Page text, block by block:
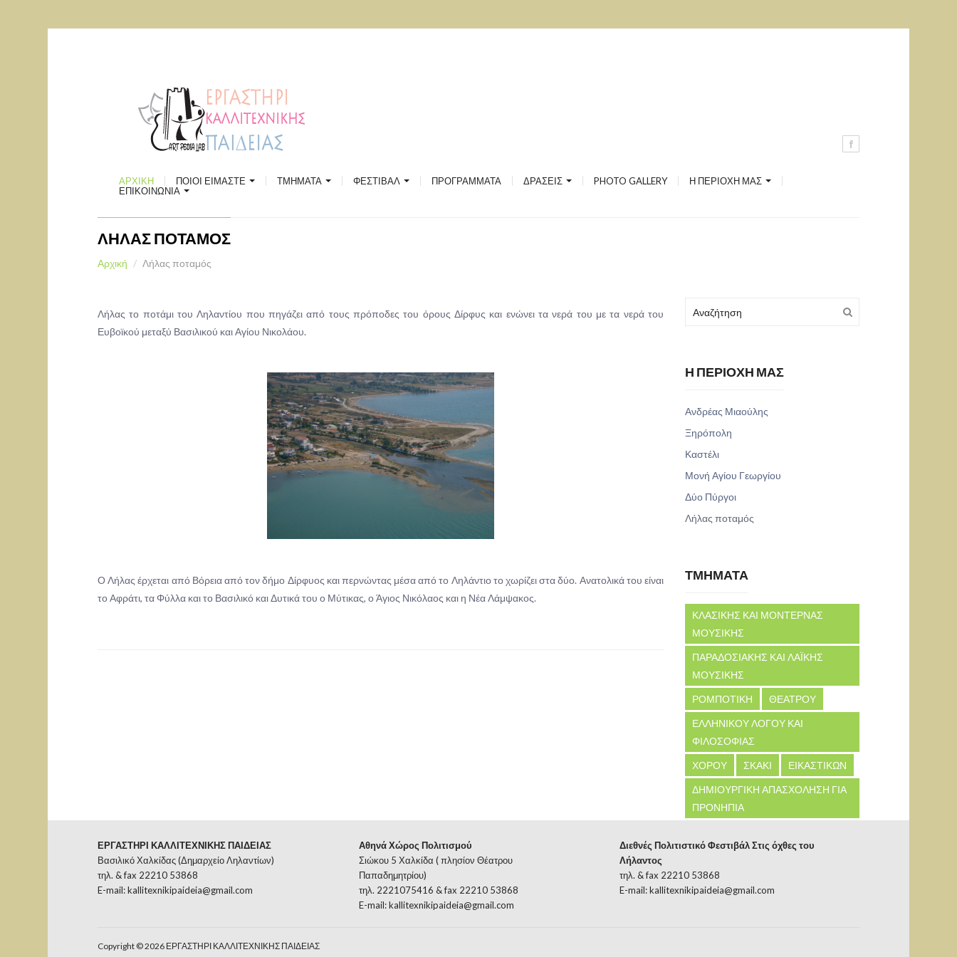
ΑΡΧΙΚΗ ΠΟΙΟΙ ΕΙΜΑΣΤΕ
ΧΩΡΟΣ ΠΟΛΙΤΙΣΜΟΥ "ΑΘΗΝΑ"
ΤΜΗΜΑΤΑ
ΕΛΛΗΝΙΚΟΥ ΛΟΓΟΥ ΚΑΙ ΦΙΛΟΣΟΦΙΑΣ
ΧΟΡΟΥ
ΣΚΑΚΙ
ΔΗΜΙΟΥΡΓΙΚΗ ΑΠΑΣΧΟΛΗΣΗ ΓΙΑ ΠΡΟΝΗΠΙΑ
ΦΕΣΤΙΒΑΛ
ΦΕΣΤΙΒΑΛ GALLERY
ΠΡΟΓΡΑΜΜΑΤΑ ΔΡΑΣΕΙΣ PHOTO GALLERY Η ΠΕΡΙΟΧΗ ΜΑΣ
ΕΠΙΚΟΙΝΩΝΙΑ
Επικοινωνία
ΛΗΛΑΣ ΠΟΤΑΜΟΣ
Αρχική Λήλας ποταμός
Λήλας το ποτάμι του Ληλαντίου που πηγάζει από τους πρόποδες του όρους Δίρφυς και ενώνει τα νερά του με τα νερά του
Ευβοϊκού μεταξύ Βασιλικού και Αγίου Νικολάου.
Ο Λήλας έρχεται από Βόρεια από τον δήμο Δίρφυος και περνώντας μέσα από το Ληλάντιο το χωρίζει στα δύο. Ανατολικά του είναι
το Αφράτι, τα Φύλλα και το Βασιλικό και Δυτικά του ο Μύτικας, ο Άγιος Νικόλαος και η Νέα Λάμψακος.
Η ΠΕΡΙΟΧΗ ΜΑΣ
Ανδρέας Μιαούλης
Ξηρόπολη
Καστέλι
Μονή Αγίου Γεωργίου
Δύο Πύργοι
Λήλας ποταμός
ΤΜΗΜΑΤΑ
ΚΛΑΣΙΚΗΣ ΚΑΙ ΜΟΝΤΕΡΝΑΣ
ΜΟΥΣΙΚΗΣ
ΠΑΡΑΔΟΣΙΑΚΗΣ ΚΑΙ ΛΑΪΚΗΣ
ΜΟΥΣΙΚΗΣ
ΡΟΜΠΟΤΙΚΗ
ΘΕΑΤΡΟΥ
ΕΛΛΗΝΙΚΟΥ ΛΟΓΟΥ ΚΑΙ
ΦΙΛΟΣΟΦΙΑΣ
ΧΟΡΟΥ
ΣΚΑΚΙ
ΕΙΚΑΣΤΙΚΩΝ
ΔΗΜΙΟΥΡΓΙΚΗ ΑΠΑΣΧΟΛΗΣΗ ΓΙΑ
ΠΡΟΝΗΠΙΑ
ΕΡΓΑΣΤΗΡΙ ΚΑΛΛΙΤΕΧΝΙΚΗΣ ΠΑΙΔΕΙΑΣ
Βασιλικό Χαλκίδας (Δημαρχείο Ληλαντίων)
τηλ. & fax 22210 53868
E-mail:kallitexnikipaideia@gmail.com
Αθηνά Χώρος Πολιτισμού
Σιώκου 5 Χαλκίδα ( πλησίον Θέατρου
Παπαδημητρίου)
τηλ. 2221075416 & fax 22210 53868
E-mail:kallitexnikipaideia@gmail.com
Διεθνές Πολιτιστικό Φεστιβάλ Στις όχθες του
Λήλαντος
τηλ. & fax 22210 53868
E-mail:kallitexnikipaideia@gmail.com
Copyright © 2026 ΕΡΓΑΣΤΗΡΙ ΚΑΛΛΙΤΕΧΝΙΚΗΣ ΠΑΙΔΕΙΑΣ